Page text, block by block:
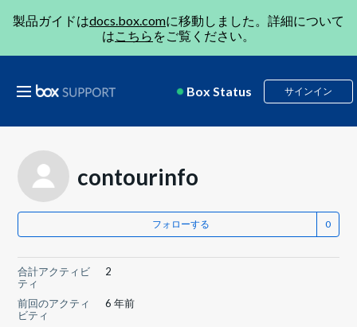
製品ガイドはdocs.box.comに移動しました。詳細について
はこちら をご覧ください。
Box Status サインイン
contourinfo
フォローする
合計アクティビ
ティ
2
前回のアクティ
ビティ
6 年前